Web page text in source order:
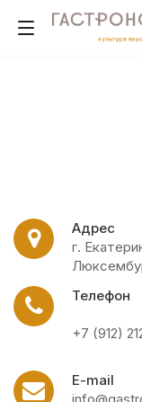
Адрес
г.
Телефон
+7 (912)
E-mail